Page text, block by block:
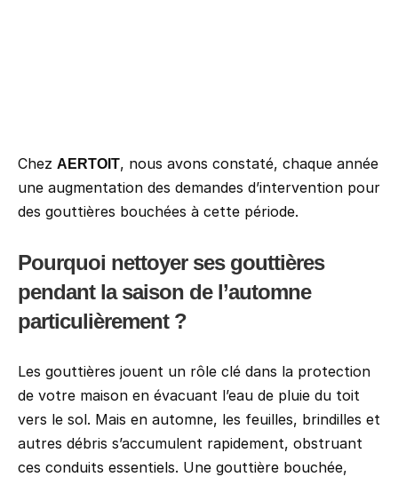
Chez AERTOIT, nous avons constaté, chaque année
une augmentation des demandes d’intervention pour
des gouttières bouchées à cette période.
Pourquoi nettoyer ses gouttières
pendant la saison de l’automne
particulièrement ?
Les gouttières jouent un rôle clé dans la protection
de votre maison en évacuant l’eau de pluie du toit
vers le sol. Mais en automne, les feuilles, brindilles et
autres débris s’accumulent rapidement, obstruant
ces conduits essentiels. Une gouttière bouchée,